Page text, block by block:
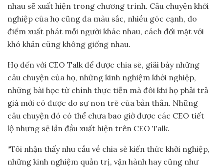
nhau sẽ xuất hiện trong chương trình. Câu chuyện khởi
nghiệp của họ cũng đa màu sắc, nhiều góc cạnh, do
điểm xuất phát mỗi người khác nhau, cách đối mặt với
khó khăn cũng không giống nhau.
Họ đến với CEO Talk để được chia sẻ, giãi bày những
câu chuyện của họ, những kinh nghiệm khởi nghiệp,
những bài học từ chính thực tiễn mà đôi khi họ phải trả
giá mới có được do sự non trẻ của bản thân. Những
câu chuyện đó có thể chưa bao giờ được các CEO tiết
lộ nhưng sẽ lần đầu xuất hiện trên CEO Talk.
“Tôi nhận thấy nhu cầu về chia sẻ kiến thức khởi nghiệp,
những kinh nghiệm quản trị, vận hành hay cũng như